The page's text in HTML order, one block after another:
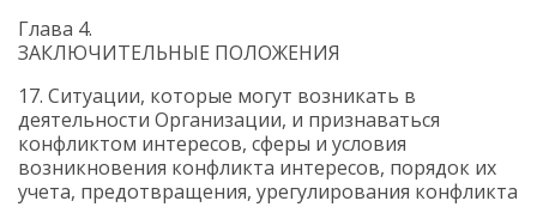
Глава 4.
ЗАКЛЮЧИТЕЛЬНЫЕ ПОЛОЖЕНИЯ
17. Ситуации, которые могут возникать в
деятельности Организации, и признаваться
конфликтом интересов, сферы и условия
возникновения конфликта интересов, порядок их
учета, предотвращения, урегулирования конфликта